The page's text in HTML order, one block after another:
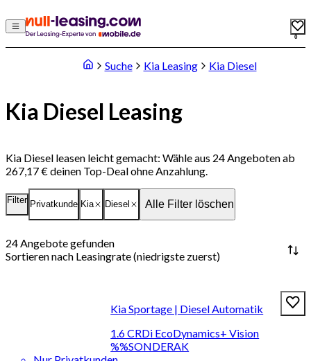
0
Suche Kia Leasing Kia Diesel
Kia Diesel Leasing
Kia Diesel leasen leicht gemacht: Wähle aus 24 Angeboten ab
267,17 € deinen Top-Deal ohne Anzahlung.
Filter Privatkunde Kia Diesel Alle Filter löschen
24Angebote gefunden
Sortieren nach Leasingrate (niedrigste zuerst)
Kia Sportage | Diesel Automatik
1.6 CRDi EcoDynamics+ Vision
%%SONDERAK